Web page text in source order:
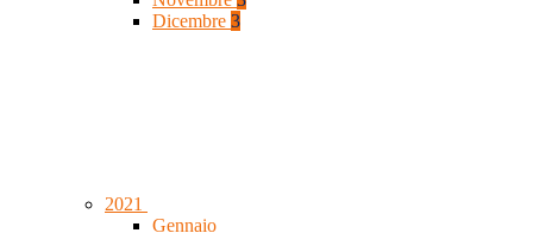
Dicembre 3
2021
Gennaio